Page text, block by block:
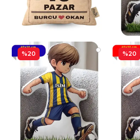
%20 %20